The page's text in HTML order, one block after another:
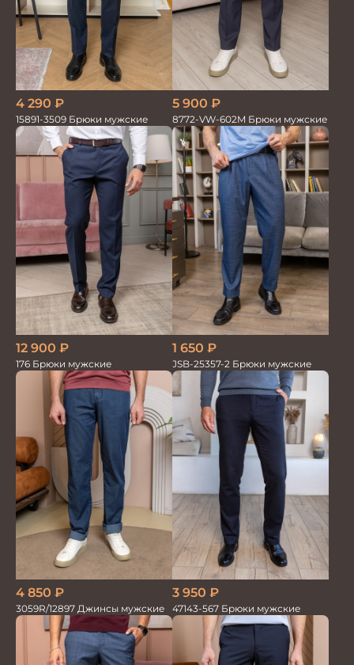
4 290 ₽
15891-3509 Брюки мужские
5 900 ₽
8772-VW-602M Брюки мужские
12 900 ₽
176 Брюки мужские
1 650 ₽
JSB-25357-2 Брюки мужские
4 850 ₽
3059R/12897 Джинсы мужские
3 950 ₽
47143-567 Брюки мужские